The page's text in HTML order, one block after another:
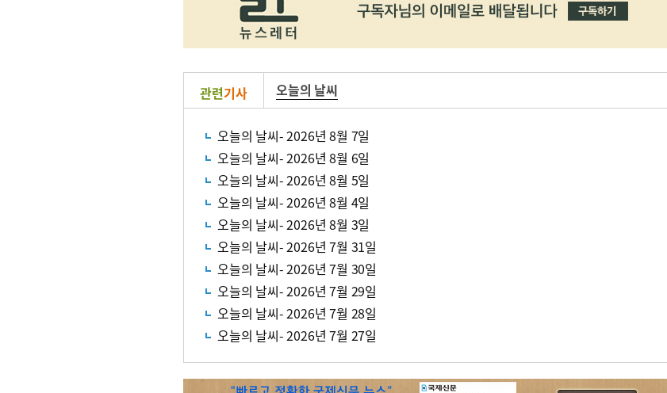
관련기사 오늘의 날씨
오늘의 날씨- 2026년 8월 7일
오늘의 날씨- 2026년 8월 6일
오늘의 날씨- 2026년 8월 5일
오늘의 날씨- 2026년 8월 4일
오늘의 날씨- 2026년 8월 3일
오늘의 날씨- 2026년 7월 31일
오늘의 날씨- 2026년 7월 30일
오늘의 날씨- 2026년 7월 29일
오늘의 날씨- 2026년 7월 28일
오늘의 날씨- 2026년 7월 27일